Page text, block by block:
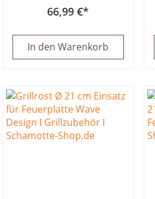
66,99 €
In den Warenkorb